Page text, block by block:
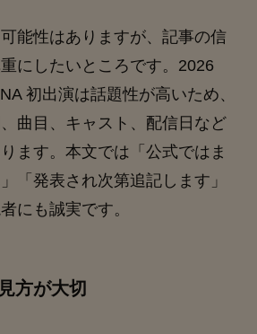
能性はありますが、記事の信
にしたいところです。2026
初出演は話題性が高いため、
曲目、キャスト、配信日など
ます。本文では「公式ではま
「発表され次第追記します」
にも誠実です。
方が大切